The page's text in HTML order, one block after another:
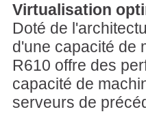
Virtualisation
Doté de
d'une capacité de
R610 offre des
capacité de
serveurs de